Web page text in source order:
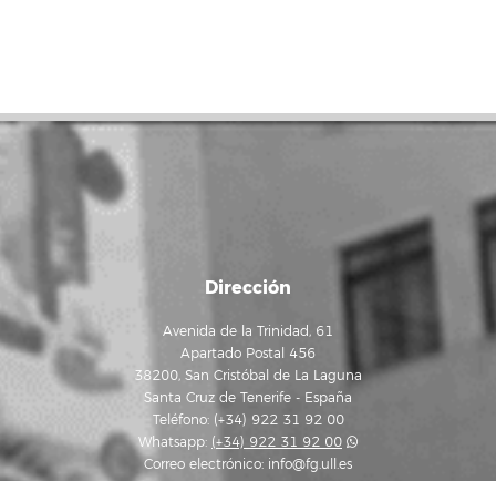
Dirección
Avenida de la Trinidad, 61
Apartado Postal 456
38200, San Cristóbal de La Laguna
Santa Cruz de Tenerife - España
Teléfono: (+34) 922 31 92 00
Whatsapp: (+34) 922 31 92 00
Correo electrónico: info@fg.ull.es